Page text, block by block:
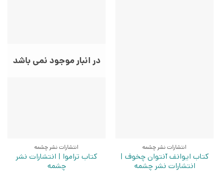
انتشارات نشر چشمه
کتاب ایوانف آنتوان چخوف |
انتشارات نشر چشمه
در انبار موجود نمی باشد
انتشارات نشر چشمه
کتاب تراموا | انتشارات نشر
چشمه